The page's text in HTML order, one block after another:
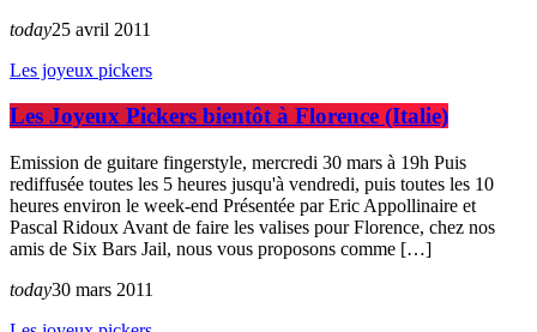
today25 avril 2011
Les joyeux pickers
Les Joyeux Pickers bientôt à Florence (Italie)
Emission de guitare fingerstyle, mercredi 30 mars à 19h Puis
rediffusée toutes les 5 heures jusqu'à vendredi, puis toutes les 10
heures environ le week-end Présentée par Eric Appollinaire et
Pascal Ridoux Avant de faire les valises pour Florence, chez nos
amis de Six Bars Jail, nous vous proposons comme […]
today30 mars 2011